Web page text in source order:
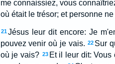
me connaissiez, vous
où était le trésor; et personne
21 Jésus leur dit encore: Je
pouvez venir où je vais. 22 Sur
où je vais? 23 Et il leur dit: